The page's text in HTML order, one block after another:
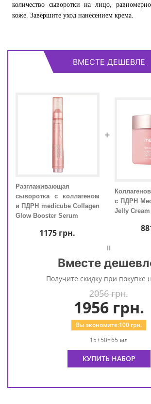
количество сыворотки на лицо,
коже. Завершите уход нанесением крема.
ВМЕСТЕ ДЕШЕВЛЕ
Разглаживающая
сыворотка с коллагеном
и ПДРН medicube Collagen
Glow Booster Serum
1175 грн.
+
с ПДРН
Jelly Cream
=
Вместе
Получите скидку при покупке
2056 грн.
1956грн.
Вы экономите:100 грн.
15+50=65 мл
КУПИТЬ НАБОР